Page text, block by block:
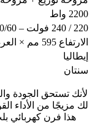
2200 واط
220 / 240 فولت – 50/60 هرتز
الارتفاع 595 مم × العرض 595 مم
إيطاليا
سنتان
لأنك تستحق الجودة
لك مزيجًا من الأداء
هذا فرن كهربائي